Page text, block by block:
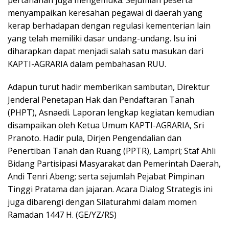
menyampaikan keresahan pegawai di daerah yang
kerap berhadapan dengan regulasi kementerian lain
yang telah memiliki dasar undang-undang. Isu ini
diharapkan dapat menjadi salah satu masukan dari
KAPTI-AGRARIA dalam pembahasan RUU.
Adapun turut hadir memberikan sambutan, Direktur
Jenderal Penetapan Hak dan Pendaftaran Tanah
(PHPT), Asnaedi. Laporan lengkap kegiatan kemudian
disampaikan oleh Ketua Umum KAPTI-AGRARIA, Sri
Pranoto. Hadir pula, Dirjen Pengendalian dan
Penertiban Tanah dan Ruang (PPTR), Lampri; Staf Ahli
Bidang Partisipasi Masyarakat dan Pemerintah Daerah,
Andi Tenri Abeng; serta sejumlah Pejabat Pimpinan
Tinggi Pratama dan jajaran. Acara Dialog Strategis ini
juga dibarengi dengan Silaturahmi dalam momen
Ramadan 1447 H. (GE/YZ/RS)